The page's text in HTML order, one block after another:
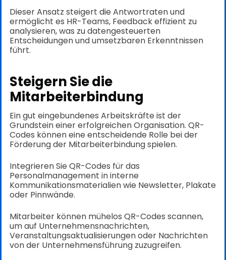
Dieser Ansatz steigert die Antwortraten und
ermöglicht es HR-Teams, Feedback effizient zu
analysieren, was zu datengesteuerten
Entscheidungen und umsetzbaren Erkenntnissen
führt.
Steigern Sie die
Mitarbeiterbindung
Ein gut eingebundenes Arbeitskräfte ist der
Grundstein einer erfolgreichen Organisation. QR-
Codes können eine entscheidende Rolle bei der
Förderung der Mitarbeiterbindung spielen.
Integrieren Sie QR-Codes für das
Personalmanagement in interne
Kommunikationsmaterialien wie Newsletter, Plakate
oder Pinnwände.
Mitarbeiter können mühelos QR-Codes scannen,
um auf Unternehmensnachrichten,
Veranstaltungsaktualisierungen oder Nachrichten
von der Unternehmensführung zuzugreifen.